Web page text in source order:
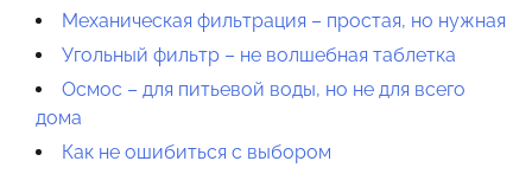
Механическая фильтрация – простая, но нужная
Угольный фильтр – не волшебная таблетка
Осмос – для питьевой воды, но не для всего
дома
Как не ошибиться с выбором